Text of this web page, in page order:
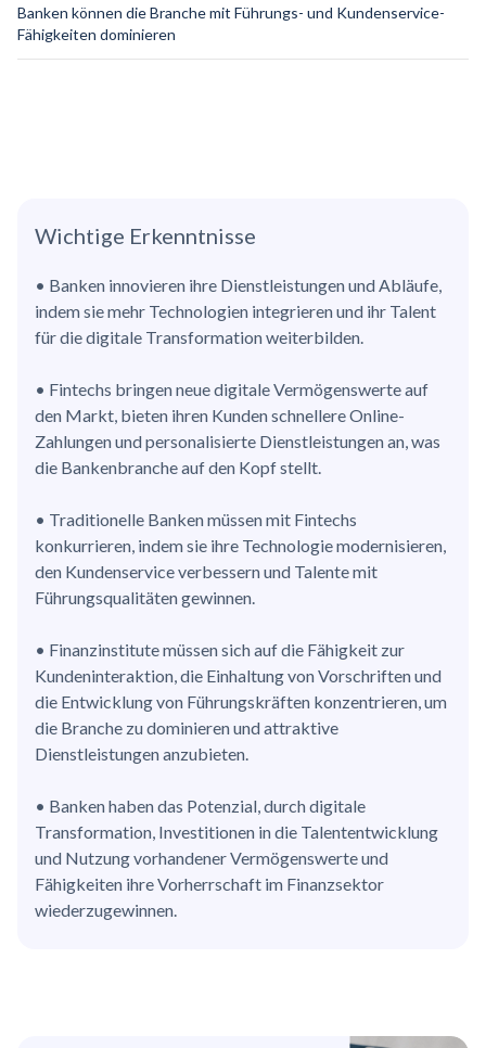
Banken können die Branche mit Führungs- und Kundenservice-
Fähigkeiten dominieren
Wichtige Erkenntnisse
• Banken innovieren ihre Dienstleistungen und Abläufe,
indem sie mehr Technologien integrieren und ihr Talent
für die digitale Transformation weiterbilden.
• Fintechs bringen neue digitale Vermögenswerte auf
den Markt, bieten ihren Kunden schnellere Online-
Zahlungen und personalisierte Dienstleistungen an, was
die Bankenbranche auf den Kopf stellt.
• Traditionelle Banken müssen mit Fintechs
konkurrieren, indem sie ihre Technologie modernisieren,
den Kundenservice verbessern und Talente mit
Führungsqualitäten gewinnen.
• Finanzinstitute müssen sich auf die Fähigkeit zur
Kundeninteraktion, die Einhaltung von Vorschriften und
die Entwicklung von Führungskräften konzentrieren, um
die Branche zu dominieren und attraktive
Dienstleistungen anzubieten.
• Banken haben das Potenzial, durch digitale
Transformation, Investitionen in die Talententwicklung
und Nutzung vorhandener Vermögenswerte und
Fähigkeiten ihre Vorherrschaft im Finanzsektor
wiederzugewinnen.